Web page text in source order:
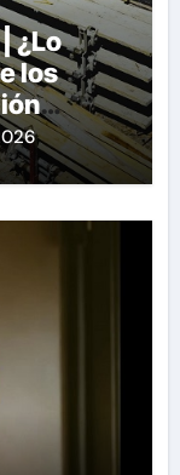
¿Lo
los